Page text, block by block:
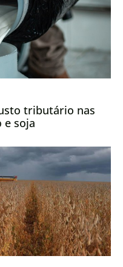
tributário nas
e soja